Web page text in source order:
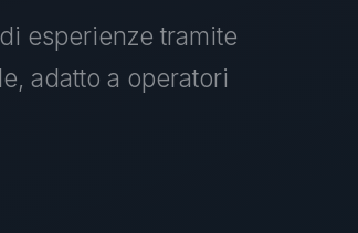
esperienze tramite
adatto a operatori